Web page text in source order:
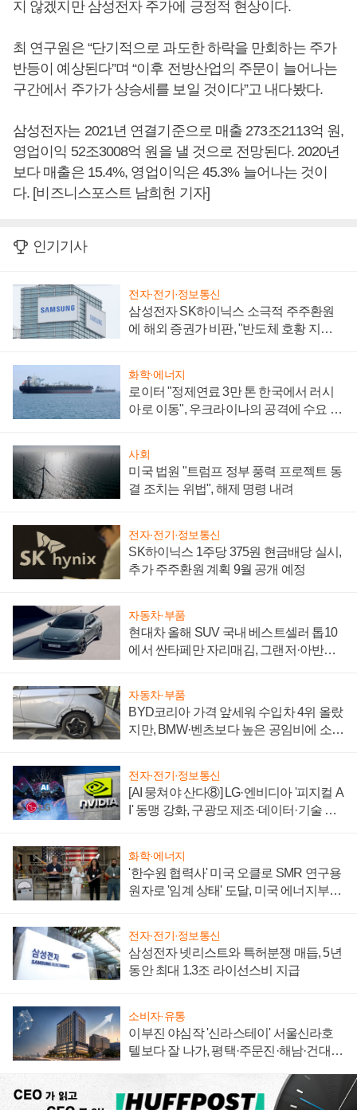
지 않겠지만 삼성전자 주가에 긍정적 현상이다.
최 연구원은 “단기적으로 과도한 하락을 만회하는 주가
반등이 예상된다”며 “이후 전방산업의 주문이 늘어나는
구간에서 주가가 상승세를 보일 것이다”고 내다봤다.
삼성전자는 2021년 연결기준으로 매출 273조2113억 원,
영업이익 52조3008억 원을 낼 것으로 전망된다. 2020년
보다 매출은 15.4%, 영업이익은 45.3% 늘어나는 것이
다. [비즈니스포스트 남희헌 기자]
인기기사
전자·전기·정보통신
삼성전자 SK하이닉스 소극적 주주환원
에 해외 증권가 비판, "반도체 호황 지속
화학·에너지
로이터 "정제연료 3만 톤 한국에서 러시
아로 이동", 우크라이나의 공격에 수요 늘
사회
미국 법원 "트럼프 정부 풍력 프로젝트 동
결 조치는 위법", 해제 명령 내려
전자·전기·정보통신
SK하이닉스 1주당 375원 현금배당 실시,
추가 주주환원 계획 9월 공개 예정
자동차·부품
현대차 올해 SUV 국내 베스트셀러 톱10
에서 싼타페만 자리매김, 그랜저·아반떼
자동차·부품
BYD코리아 가격 앞세워 수입차 4위 올랐
지만, BMW·벤츠보다 높은 공임비에 소비
전자·전기·정보통신
[AI 뭉쳐야 산다⑧] LG·엔비디아 '피지컬 A
I' 동맹 강화, 구광모 제조·데이터·기술 결
화학·에너지
'한수원 협력사' 미국 오클로 SMR 연구용
원자로 '임계 상태' 도달, 미국 에너지부
전자·전기·정보통신
삼성전자 넷리스트와 특허분쟁 매듭, 5년
동안 최대 1.3조 라이선스비 지급
소비자·유통
이부진 야심작 '신라스테이' 서울신라호
텔보다 잘 나가, 평택·주문진·해남·건대로